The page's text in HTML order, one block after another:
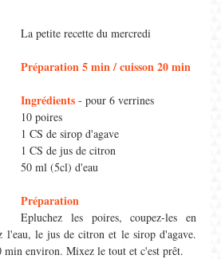
La petite recette du mercredi
Préparation 5 min / cuisson 20 min
Ingrédients - pour 6 verrines
10 poires
1 CS de sirop d'agave
1 CS de jus de citron
50 ml (5cl) d'eau
Préparation
Epluchez les poires, coupez-les en
l'eau, le jus de citron et le sirop d'agave.
min environ. Mixez le tout et c'est prêt.